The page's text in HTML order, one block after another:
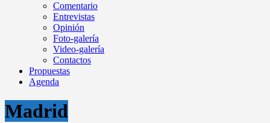
Comentario
Entrevistas
Opinión
Foto-galería
Video-galería
Contactos
Propuestas
Agenda
Madrid